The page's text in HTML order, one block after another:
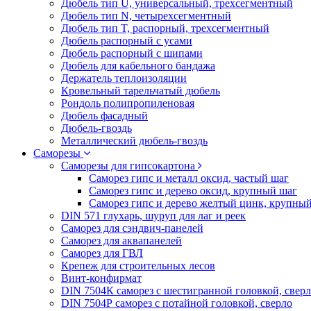
Дюбель тип U, универсальный, трехсегментный
Дюбель тип N, четырехсегментный
Дюбель тип T, распорный, трехсегментный
Дюбель распорный с усами
Дюбель распорный с шипами
Дюбель для кабельного бандажа
Держатель теплоизоляции
Кровельный тарельчатый дюбель
Рондоль полипропиленовая
Дюбель фасадный
Дюбель-гвоздь
Металлический дюбель-гвоздь
Саморезы
Саморезы для гипсокартона
Саморез гипс и металл оксид, частый шаг
Саморез гипс и дерево оксид, крупный шаг
Саморез гипс и дерево желтый цинк,
DIN 571 глухарь, шуруп для лаг и реек
Саморез для сэндвич-панелей
Саморез для аквапанелей
Саморез для ГВЛ
Крепеж для строительных лесов
Винт-конфирмат
DIN 7504К саморез с шестигранной головкой,
DIN 7504Р саморез с потайной головкой, сверло